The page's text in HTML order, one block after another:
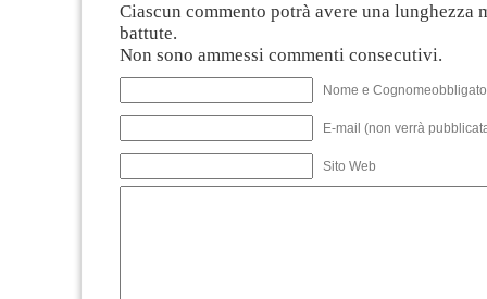
Ciascun commento potrà avere una lunghezza
battute.
Non sono ammessi commenti consecutivi.
Nome e
E-mail (non verrà
Sito Web